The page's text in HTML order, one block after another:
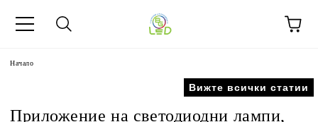
Начало
Вижте всички статии
Приложение на светодиодни лампи,